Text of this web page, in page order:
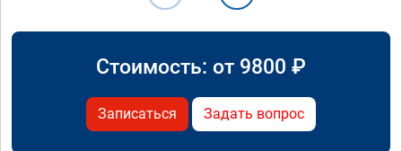
Стоимость: от 9800 ₽
Записаться Задать вопрос